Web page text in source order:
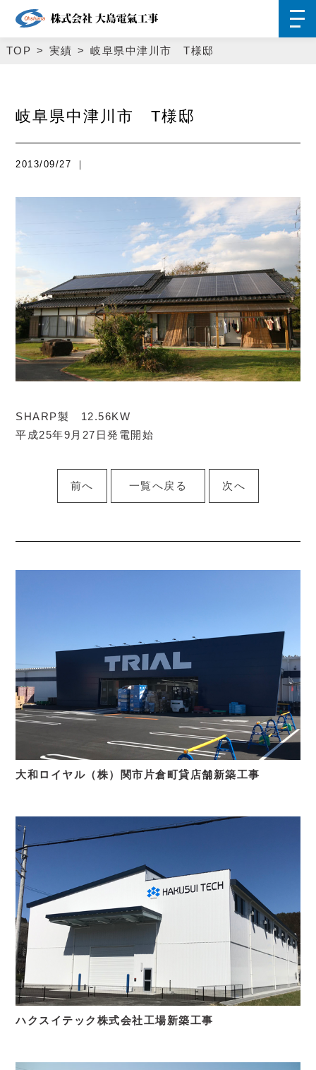
TOP 実績 岐阜県中津川市 T様邸
岐阜県中津川市 T様邸
2013/09/27 ｜
SHARP製 12.56KW
平成25年9月27日発電開始
前へ 一覧へ戻る 次へ
大和ロイヤル（株）関市片倉町貸店舗新築工事
ハクスイテック株式会社工場新築工事